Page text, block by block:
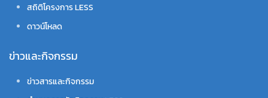
สถิติโครงการ LESS
ดาวน์โหลด
ข่าวและกิจกรรม
ข่าวสารและกิจกรรม